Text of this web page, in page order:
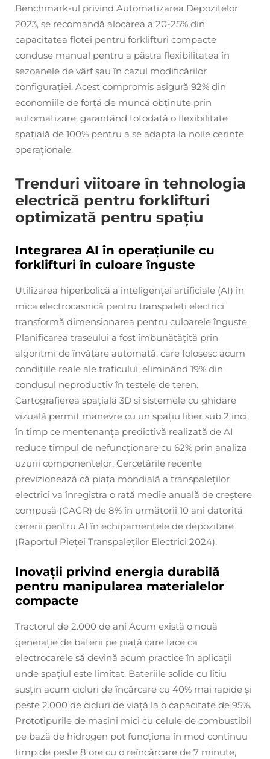
Benchmark-ul privind Automatizarea Depozitelor
2023, se recomandă alocarea a 20-25% din
capacitatea flotei pentru forklifturi compacte
conduse manual pentru a păstra flexibilitatea în
sezoanele de vârf sau în cazul modificărilor
configurației. Acest compromis asigură 92% din
economiile de forță de muncă obținute prin
automatizare, garantând totodată o flexibilitate
spațială de 100% pentru a se adapta la noile cerințe
operaționale.
Trenduri viitoare în tehnologia
electrică pentru forklifturi
optimizată pentru spațiu
Integrarea AI în operațiunile cu
forklifturi în culoare înguste
Utilizarea hiperbolică a inteligenței artificiale (AI) în
mica electrocasnică pentru transpaleți electrici
transformă dimensionarea pentru culoarele înguste.
Planificarea traseului a fost îmbunătățită prin
algoritmi de învățare automată, care folosesc acum
condițiile reale ale traficului, eliminând 19% din
condusul neproductiv în testele de teren.
Cartografierea spațială 3D și sistemele cu ghidare
vizuală permit manevre cu un spațiu liber sub 2 inci,
în timp ce mentenanța predictivă realizată de AI
reduce timpul de nefuncționare cu 62% prin analiza
uzurii componentelor. Cercetările recente
previzionează că piața mondială a transpaleților
electrici va înregistra o rată medie anuală de creștere
compusă (CAGR) de 8% în următorii 10 ani datorită
cererii pentru AI în echipamentele de depozitare
(Raportul Pieței Transpaleților Electrici 2024).
Inovații privind energia durabilă
pentru manipularea materialelor
compacte
Tractorul de 2.000 de ani Acum există o nouă
generație de baterii pe piață care face ca
electrocarele să devină acum practice în aplicații
unde spațiul este limitat. Bateriile solide cu litiu
susțin acum cicluri de încărcare cu 40% mai rapide și
peste 2.000 de cicluri de viață la o capacitate de 95%.
Prototipurile de mașini mici cu celule de combustibil
pe bază de hidrogen pot funcționa în mod continuu
timp de peste 8 ore cu o reîncărcare de 7 minute,